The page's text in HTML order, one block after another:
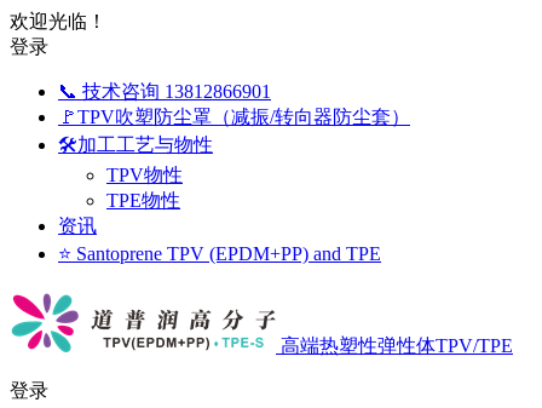
欢迎光临！
登录
📞 技术咨询 13812866901
🚩TPV吹塑防尘罩（减振/转向器防尘套）
🛠️加工工艺与物性
TPV物性
TPE物性
资讯
⭐ Santoprene TPV (EPDM+PP) and TPE
高端热塑性弹性体TPV/TPE
登录